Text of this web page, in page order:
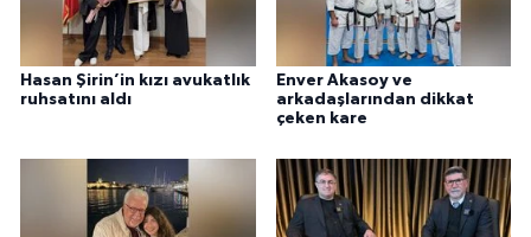
Hasan Şirin’in kızı avukatlık
ruhsatını aldı
Enver Akasoy ve
arkadaşlarından dikkat
çeken kare